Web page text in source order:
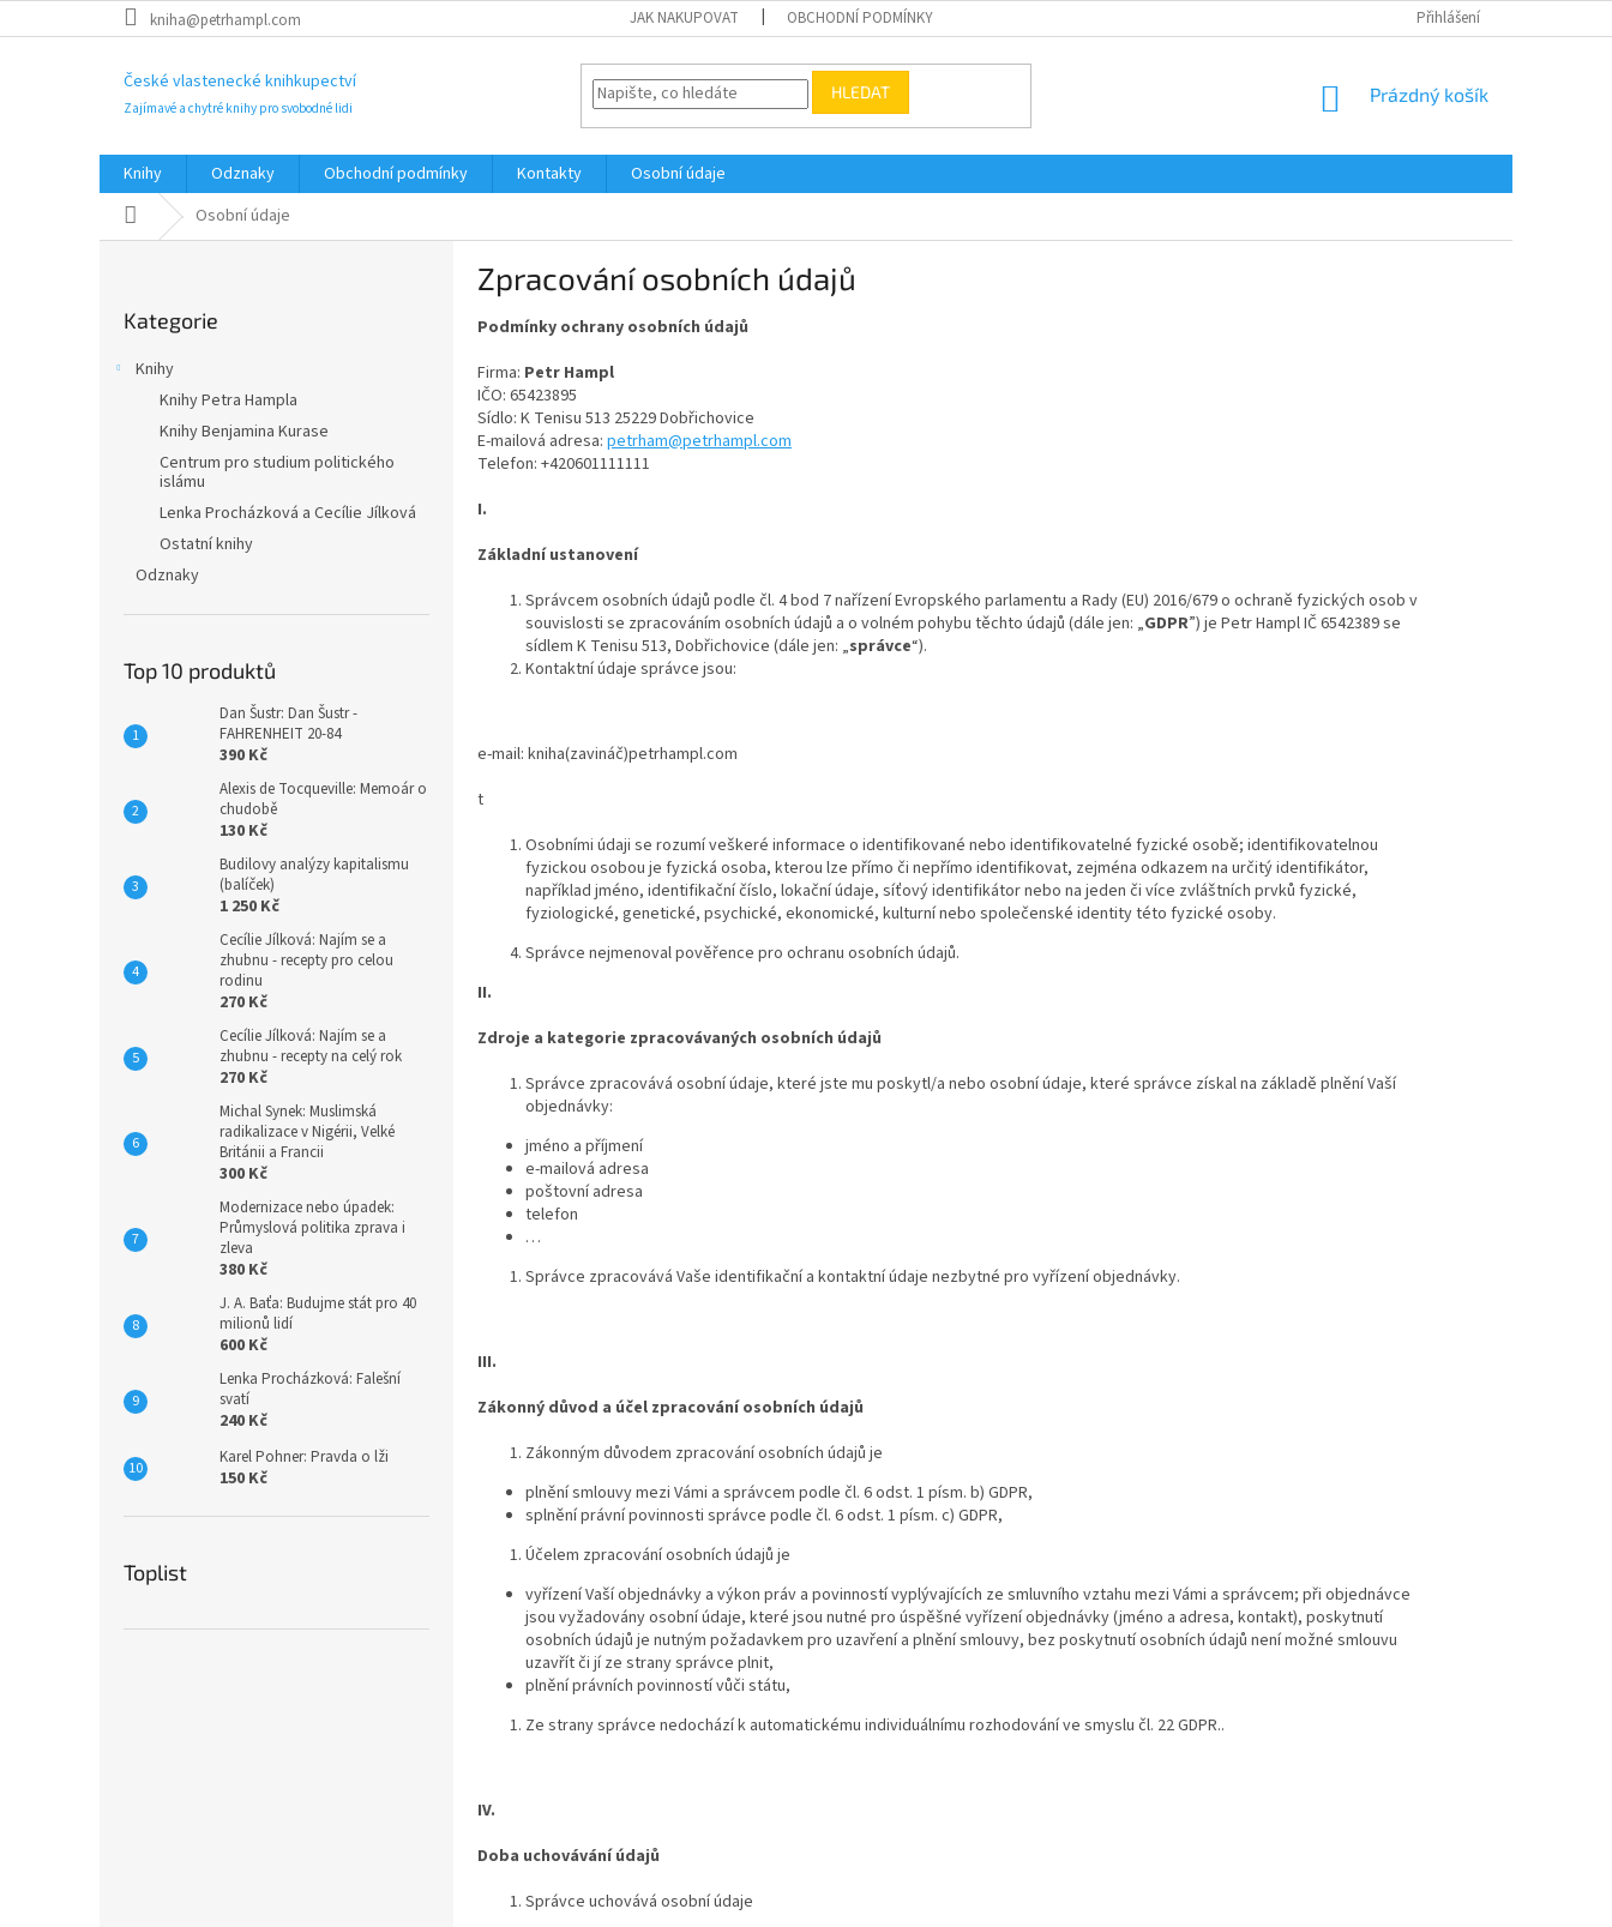
na
kniha@petrhampl.com JAK NAKUPOVAT OBCHODNÍ PODMÍNKY Přihlášení
České vlastenecké knihkupectví
Zajímavé a chytré knihy pro svobodné lidi
HLEDAT
NÁKUPNÍ
Prázdný košík
Knihy Odznaky Obchodní podmínky Kontakty
Osobní údaje
Domů Osobní údaje
kategorie
Kategorie
Knihy
Knihy Petra Hampla
Knihy Benjamina Kurase
Centrum pro studium politického
islámu
Lenka Procházková a Cecílie Jílková
Ostatní knihy
Odznaky
Top 10 produktů
Dan Šustr: Dan Šustr -
FAHRENHEIT 20-84
390 Kč
Alexis de Tocqueville: Memoár o
chudobě
130 Kč
Budilovy analýzy kapitalismu
(balíček)
1 250 Kč
Cecílie Jílková: Najím se a
zhubnu - recepty pro celou
rodinu
270 Kč
Cecílie Jílková: Najím se a
zhubnu - recepty na celý rok
270 Kč
Michal Synek: Muslimská
radikalizace v Nigérii, Velké
Británii a Francii
300 Kč
Modernizace nebo úpadek:
Průmyslová politika zprava i
zleva
380 Kč
J. A. Baťa: Budujme stát pro 40
milionů lidí
600 Kč
Lenka Procházková: Falešní
svatí
240 Kč
Karel Pohner: Pravda o lži
150 Kč
Toplist
Zpracování osobních údajů
Podmínky ochrany osobních údajů
Firma: Petr Hampl
IČO: 65423895
Sídlo: K Tenisu 513 25229 Dobřichovice
E-mailová adresa: petrham@petrhampl.com
Telefon: +420601111111
I.
Základní ustanovení
Správcem osobních údajů podle čl. 4 bod 7 nařízení Evropského parlamentu a Rady (EU) 2016/679 o ochraně fyzických osob v
souvislosti se zpracováním osobních údajů a o volném pohybu těchto údajů (dále jen: „GDPR”) je Petr Hampl IČ 6542389 se
sídlem K Tenisu 513, Dobřichovice (dále jen: „správce“).
Kontaktní údaje správce jsou:
e-mail: kniha(zavináč)petrhampl.com
t
Osobními údaji se rozumí veškeré informace o identifikované nebo identifikovatelné fyzické osobě; identifikovatelnou
fyzickou osobou je fyzická osoba, kterou lze přímo či nepřímo identifikovat, zejména odkazem na určitý identifikátor,
například jméno, identifikační číslo, lokační údaje, síťový identifikátor nebo na jeden či více zvláštních prvků fyzické,
fyziologické, genetické, psychické, ekonomické, kulturní nebo společenské identity této fyzické osoby.
Správce nejmenoval pověřence pro ochranu osobních údajů.
II.
Zdroje a kategorie zpracovávaných osobních údajů
Správce zpracovává osobní údaje, které jste mu poskytl/a nebo osobní údaje, které správce získal na základě plnění Vaší
objednávky:
jméno a příjmení
e-mailová adresa
poštovní adresa
telefon
…
Správce zpracovává Vaše identifikační a kontaktní údaje nezbytné pro vyřízení objednávky.
III.
Zákonný důvod a účel zpracování osobních údajů
Zákonným důvodem zpracování osobních údajů je
plnění smlouvy mezi Vámi a správcem podle čl. 6 odst. 1 písm. b) GDPR,
splnění právní povinnosti správce podle čl. 6 odst. 1 písm. c) GDPR,
Účelem zpracování osobních údajů je
vyřízení Vaší objednávky a výkon práv a povinností vyplývajících ze smluvního vztahu mezi Vámi a správcem; při objednávce
jsou vyžadovány osobní údaje, které jsou nutné pro úspěšné vyřízení objednávky (jméno a adresa, kontakt), poskytnutí
osobních údajů je nutným požadavkem pro uzavření a plnění smlouvy, bez poskytnutí osobních údajů není možné smlouvu
uzavřít či jí ze strany správce plnit,
plnění právních povinností vůči státu,
Ze strany správce nedochází k automatickému individuálnímu rozhodování ve smyslu čl. 22 GDPR..
IV.
Doba uchovávání údajů
Správce uchovává osobní údaje